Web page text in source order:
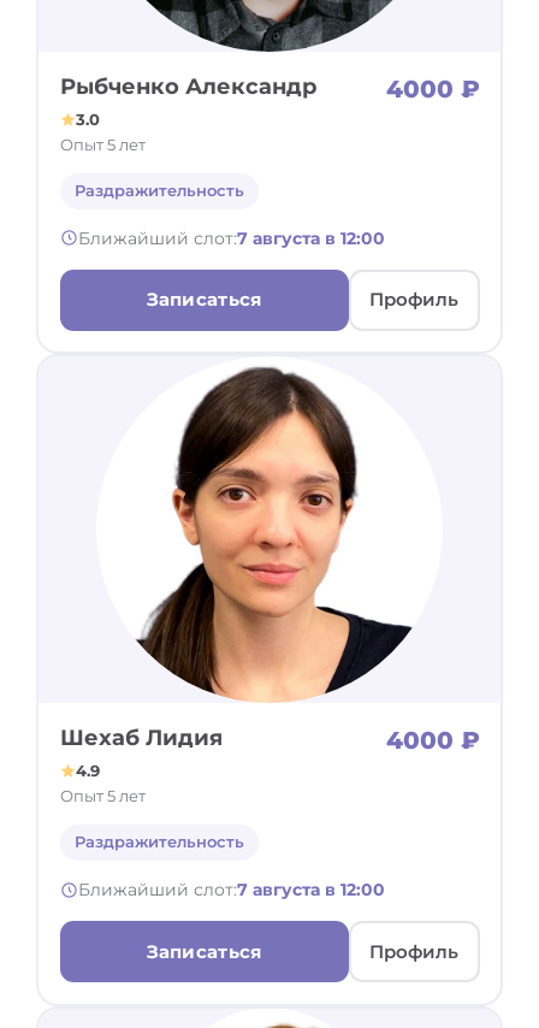
Рыбченко Александр 4000 ₽
3.0
Опыт 5 лет
Раздражительность
Ближайший слот:7 августа в 12:00
Записаться Профиль
Шехаб Лидия 4000 ₽
4.9
Опыт 5 лет
Раздражительность
Ближайший слот:7 августа в 12:00
Записаться Профиль